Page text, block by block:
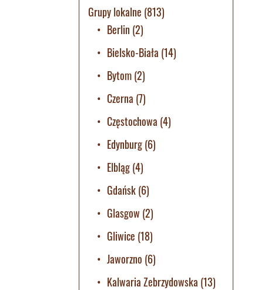
Grupy lokalne (813)
Berlin (2)
Bielsko-Biała (14)
Bytom(2)
Czerna (7)
Częstochowa (4)
Edynburg(6)
Elbląg(4)
Gdańsk(6)
Glasgow (2)
Gliwice (18)
Jaworzno (6)
Kalwaria Zebrzydowska (13)